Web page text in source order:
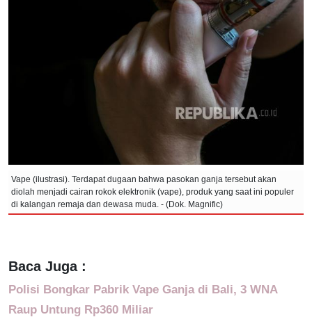
Vape (ilustrasi). Terdapat dugaan bahwa pasokan ganja tersebut akan
diolah menjadi cairan rokok elektronik (vape), produk yang saat ini populer
di kalangan remaja dan dewasa muda. - (Dok. Magnific)
Baca Juga :
Polisi Bongkar Pabrik Vape Ganja di Bali, 3 WNA
Raup Untung Rp360 Miliar